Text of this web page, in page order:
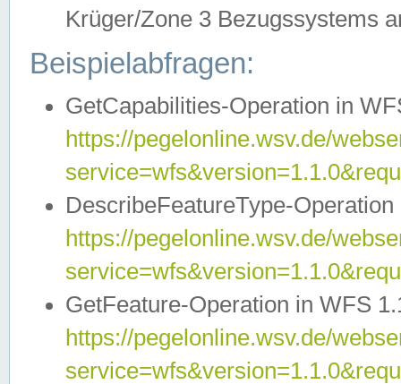
Krüger/Zone 3 Bezugssystems
Beispielabfragen:
GetCapabilities-Operation in
https://pegelonline.wsv.de/
DescribeFeatureType-
https://pegelonline.wsv.de/
GetFeature-Operation in WFS
https://pegelonline.wsv.de/